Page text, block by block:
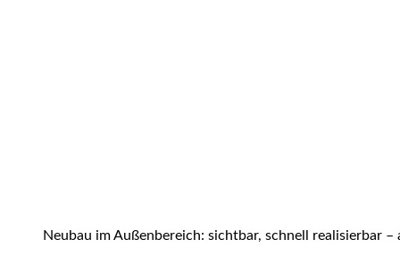
Neubau im Außenbereich: sichtbar, schnell realisierbar